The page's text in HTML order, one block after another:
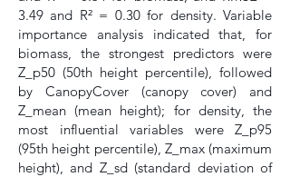
3.49 and R² = 0.30 for density. Variable
importance analysis indicated that, for
biomass, the strongest predictors were
Z_p50 (50th height percentile), followed
by CanopyCover (canopy cover) and
Z_mean (mean height); for density, the
most influential variables were Z_p95
(95th height percentile), Z_max (maximum
height), and Z_sd (standard deviation of